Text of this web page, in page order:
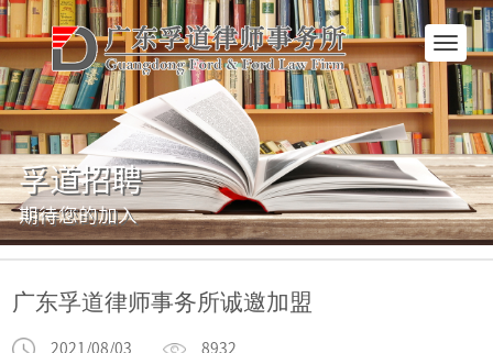
网
站
首
页
孚道招聘
期待您的加入
广东孚道律师事务所诚邀加盟
2021/08/03 8932